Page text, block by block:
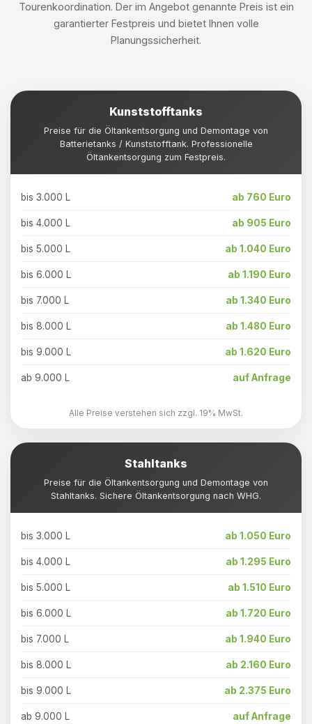
Tourenkoordination. Der im Angebot genannte Preis ist ein
garantierter Festpreis und bietet Ihnen volle
Planungssicherheit.
Kunststofftanks
Preise für die Öltankentsorgung und Demontage von
Batterietanks / Kunststofftank. Professionelle
Öltankentsorgung zum Festpreis.
bis 3.000 L ab 760 Euro
bis 4.000 L ab 905 Euro
bis 5.000 L ab 1.040 Euro
bis 6.000 L ab 1.190 Euro
bis 7.000 L ab 1.340 Euro
bis 8.000 L ab 1.480 Euro
bis 9.000 L ab 1.620 Euro
ab 9.000 L auf Anfrage
Alle Preise verstehen sich zzgl. 19% MwSt.
Stahltanks
Preise für die Öltankentsorgung und Demontage von
Stahltanks. Sichere Öltankentsorgung nach WHG.
bis 3.000 L ab 1.050 Euro
bis 4.000 L ab 1.295 Euro
bis 5.000 L ab 1.510 Euro
bis 6.000 L ab 1.720 Euro
bis 7.000 L ab 1.940 Euro
bis 8.000 L ab 2.160 Euro
bis 9.000 L ab 2.375 Euro
ab 9.000 L auf Anfrage